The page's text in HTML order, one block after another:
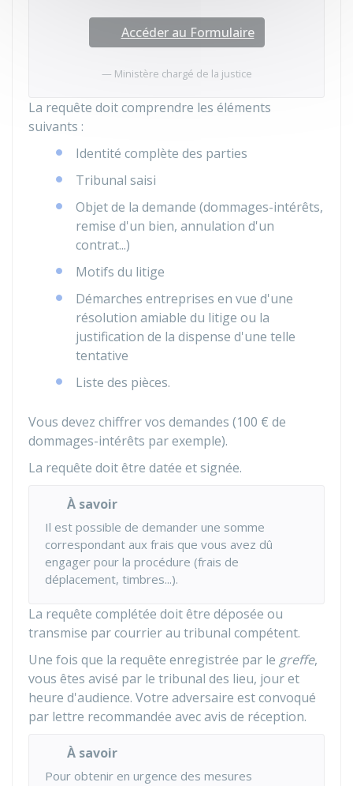
Accéder au Formulaire
Ministère chargé de la justice
La requête doit comprendre les éléments
suivants :
Identité complète des parties
Tribunal saisi
Objet de la demande (dommages-intérêts,
remise d'un bien, annulation d'un
contrat...)
Motifs du litige
Démarches entreprises en vue d'une
résolution amiable du litige ou la
justification de la dispense d'une telle
tentative
Liste des pièces.
Vous devez chiffrer vos demandes (100 € de
dommages-intérêts par exemple).
La requête doit être datée et signée.
À savoir
Il est possible de demander une somme
correspondant aux frais que vous avez dû
engager pour la procédure (frais de
déplacement, timbres...).
La requête complétée doit être déposée ou
transmise par courrier au tribunal compétent.
Une fois que la requête enregistrée par le greffe,
vous êtes avisé par le tribunal des lieu, jour et
heure d'audience. Votre adversaire est convoqué
par lettre recommandée avec avis de réception.
À savoir
Pour obtenir en urgence des mesures